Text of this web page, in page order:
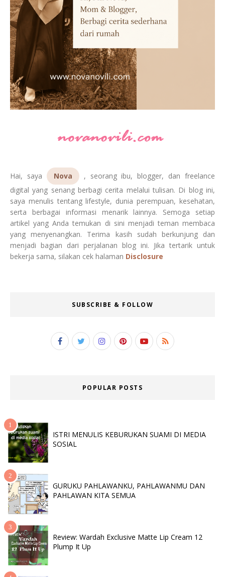
Hai, saya Nova
, seorang ibu, blogger, dan freelance
digital yang senang berbagi cerita melalui tulisan. Di blog ini,
saya menulis tentang lifestyle, dunia perempuan, kesehatan,
serta berbagai informasi menarik lainnya. Semoga setiap
artikel yang Anda temukan di sini menjadi teman membaca
yang menyenangkan. Terima kasih sudah berkunjung dan
menjadi bagian dari perjalanan blog ini. Jika tertarik untuk
bekerja sama, silakan cek halaman Disclosure
SUBSCRIBE & FOLLOW
POPULAR POSTS
ISTRI MENULIS KEBURUKAN SUAMI DI MEDIA
SOSIAL
GURUKU PAHLAWANKU, PAHLAWANMU DAN
PAHLAWAN KITA SEMUA
Review: Wardah Exclusive Matte Lip Cream 12
Plump It Up